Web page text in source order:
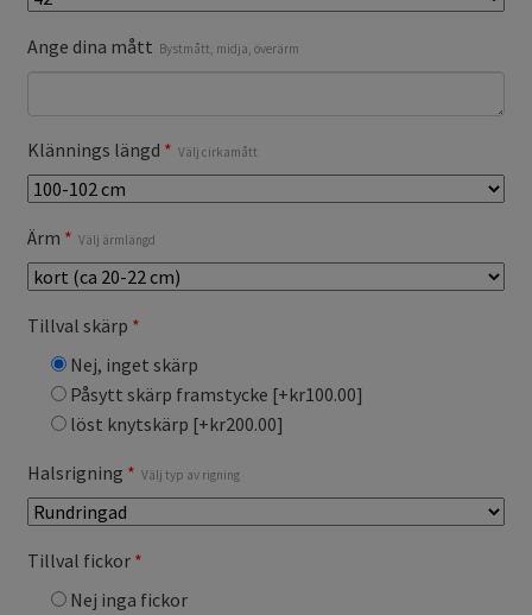
Ange dina mått Bystmått, midja, överärm
Klännings längd * Välj cirkamått
Ärm * Välj ärmlängd
Tillval skärp *
Nej, inget skärp
Påsytt skärp framstycke [+kr100.00]
löst knytskärp [+kr200.00]
Halsrigning * Välj typ av rigning
Tillval fickor*
Nej inga fickor